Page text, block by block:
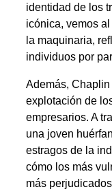
identidad de los
icónica, vemos
la maquinaria,
individuos por
Además,
explotación de
empresarios. A
una joven
estragos de la
cómo los más
más